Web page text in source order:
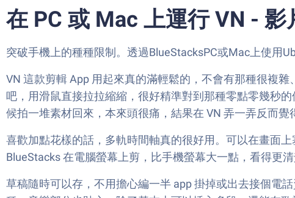
在 PC 或 Mac 上運行 VN -
突破手機上的種種限制。透過BlueStacksPC或Mac上使用
VN 這款剪輯 App 用起來真的滿輕鬆的，不會有那種很複
吧，用滑鼠直接拉拉縮縮，很好精準對到那種零點零幾秒
候拍一堆素材回來，本來頭很痛，結果在 VN 弄一弄反而覺
喜歡加點花樣的話，多軌時間軸真的很好用。可以在畫面
BlueStacks 在電腦螢幕上剪，比手機螢幕大一點，看得更
草稿隨時可以存，不用擔心編一半 app 掛掉或出去接個電